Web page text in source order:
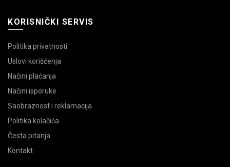
KORISNIČKI SERVIS
Politika privatnosti
Uslovi korišćenja
Načini plaćanja
Načini isporuke
Saobraznost i reklamacija
Politika kolačića
Česta pitanja
Kontakt